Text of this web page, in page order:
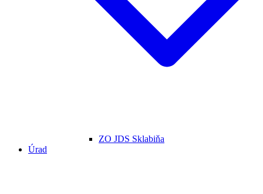
ZO JDS Sklabiňa
Úrad